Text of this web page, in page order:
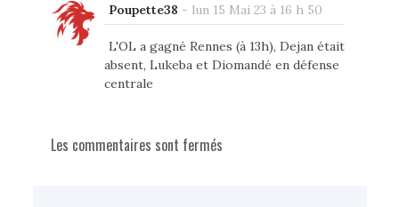
Poupette38 - lun 15 Mai 23 à 16 h 50
L'OL a gagné Rennes (à 13h), Dejan était
absent, Lukeba et Diomandé en défense
centrale
Les commentaires sont fermés